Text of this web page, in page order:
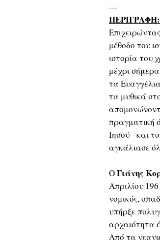
---
ΠΕΡΙΓΡΑΦΗ:
μέθοδο του
ιστορία του
μέχρι
τα
τα μυθικά
πραγματική
Ιησού - και
αγκάλιασε
ΟΓιάνης
Απριλίου
νομικός,
υπήρξε
αρχαιότητα
Από τα